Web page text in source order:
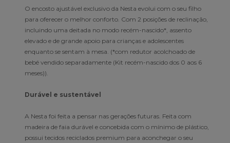
O encosto ajustável exclusivo da Nesta evolui com o seu filho
para oferecer o melhor conforto. Com 2 posições de reclinação,
incluindo uma deitada no modo recém-nascido*, assento
elevado e de grande apoio para crianças e adolescentes
enquanto se sentam à mesa. (*com redutor acolchoado de
bebé vendido separadamente (Kit recém-nascido dos 0 aos 6
meses)).
Durável e sustentável
A Nesta foi feita a pensar nas gerações futuras. Feita com
madeira de faia durável e concebida com o mínimo de plástico,
possui tecidos reciclados premium para aconchegar o seu